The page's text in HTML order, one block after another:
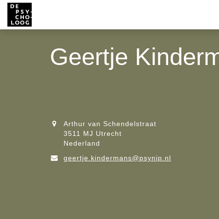
Geertje
Arthur van Schendelstraat
3511 MJ Utrecht
Nederland
geertje.kindermans@psynip.nl